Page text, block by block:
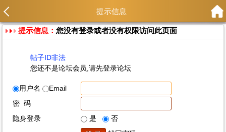
提示信息
提示信息：您没有登录或者没有权限访问此页面
帖子ID非法
您还不是论坛会员,请先登录论坛
用户名
Email
密 码
隐身登录
是
否